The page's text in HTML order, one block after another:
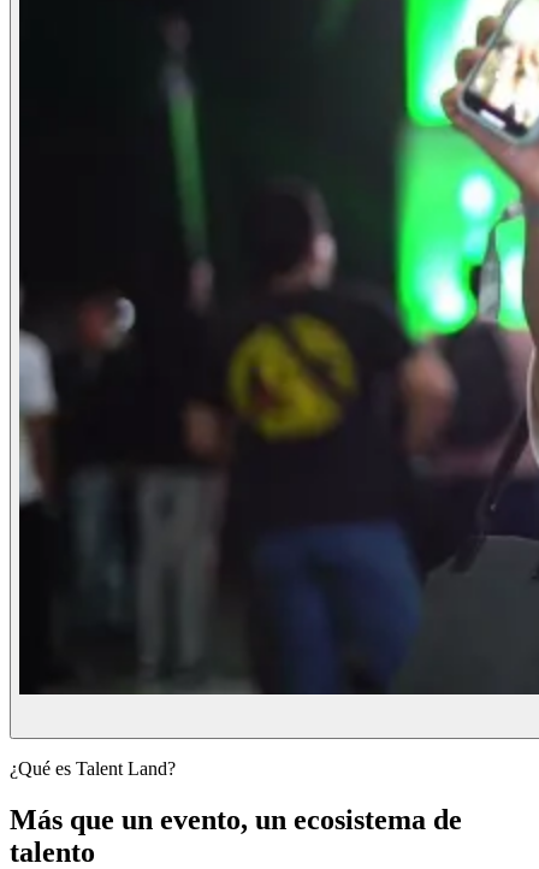
¿Qué es Talent Land?
Más que un evento, un ecosistema de
talento